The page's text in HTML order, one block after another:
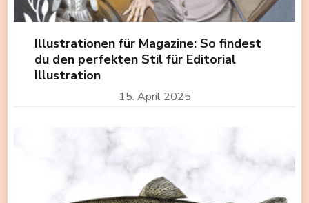
Illustrationen für Magazine: So findest
du den perfekten Stil für Editorial
Illustration
15. April 2025